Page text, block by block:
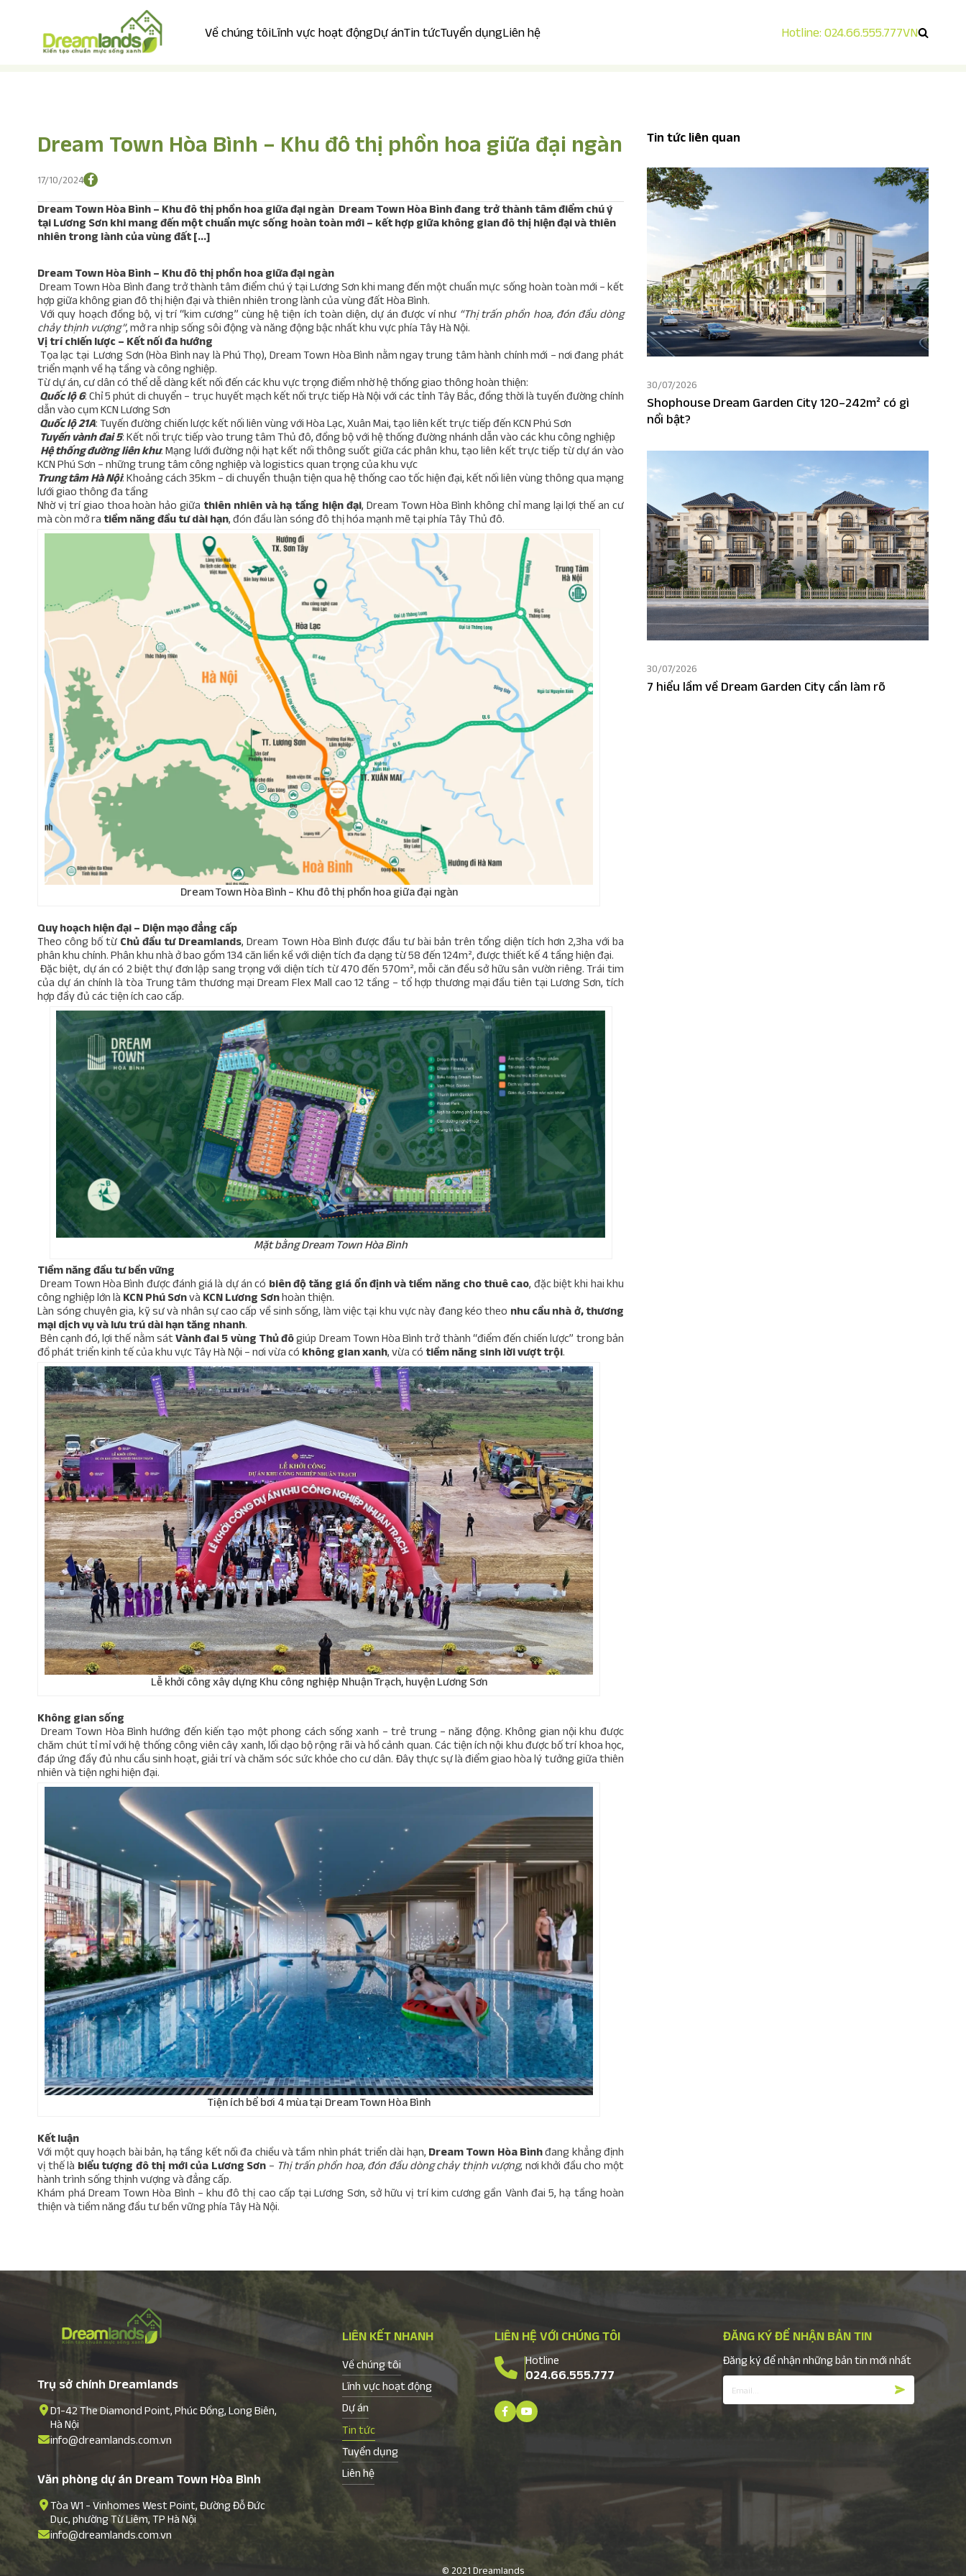
Về chúng tôiLĩnh vực hoạt độngDự ánTin tứcTuyển dụngLiên hệ Hotline: 024.66.555.777VN
Trang chủ Tin tức
Dream Town Hòa Bình – Khu đô thị phồn hoa giữa đại ngàn
17/10/2024
Dream Town Hòa Bình – Khu đô thị phồn hoa giữa đại ngàn Dream Town Hòa Bình đang trở thành tâm điểm chú ý
tại Lương Sơn khi mang đến một chuẩn mực sống hoàn toàn mới – kết hợp giữa không gian đô thị hiện đại và thiên
nhiên trong lành của vùng đất […]
Dream Town Hòa Bình – Khu đô thị phồn hoa giữa đại ngàn
Dream Town Hòa Bình đang trở thành tâm điểm chú ý tại Lương Sơn khi mang đến một chuẩn mực sống hoàn toàn mới – kết
hợp giữa không gian đô thị hiện đại và thiên nhiên trong lành của vùng đất Hòa Bình.
Với quy hoạch đồng bộ, vị trí “kim cương” cùng hệ tiện ích toàn diện, dự án được ví như “Thị trấn phồn hoa, đón đầu dòng
chảy thịnh vượng”, mở ra nhịp sống sôi động và năng động bậc nhất khu vực phía Tây Hà Nội.
Vị trí chiến lược – Kết nối đa hướng
Tọa lạc tại Lương Sơn (Hòa Bình nay là Phú Thọ), Dream Town Hòa Bình nằm ngay trung tâm hành chính mới – nơi đang phát
triển mạnh về hạ tầng và công nghiệp.
Từ dự án, cư dân có thể dễ dàng kết nối đến các khu vực trọng điểm nhờ hệ thống giao thông hoàn thiện:
Quốc lộ 6: Chỉ 5 phút di chuyển – trục huyết mạch kết nối trực tiếp Hà Nội với các tỉnh Tây Bắc, đồng thời là tuyến đường chính
dẫn vào cụm KCN Lương Sơn
Quốc lộ 21A: Tuyến đường chiến lược kết nối liên vùng với Hòa Lạc, Xuân Mai, tạo liên kết trực tiếp đến KCN Phú Sơn
Tuyến vành đai 5: Kết nối trực tiếp vào trung tâm Thủ đô, đồng bộ với hệ thống đường nhánh dẫn vào các khu công nghiệp
Hệ thống đường liên khu: Mạng lưới đường nội hạt kết nối thông suốt giữa các phân khu, tạo liên kết trực tiếp từ dự án vào
KCN Phú Sơn – những trung tâm công nghiệp và logistics quan trọng của khu vực
Trung tâm Hà Nội: Khoảng cách 35km – di chuyển thuận tiện qua hệ thống cao tốc hiện đại, kết nối liên vùng thông qua mạng
lưới giao thông đa tầng
Nhờ vị trí giao thoa hoàn hảo giữa thiên nhiên và hạ tầng hiện đại, Dream Town Hòa Bình không chỉ mang lại lợi thế an cư
mà còn mở ra tiềm năng đầu tư dài hạn, đón đầu làn sóng đô thị hóa mạnh mẽ tại phía Tây Thủ đô.
Dream Town Hòa Bình – Khu đô thị phồn hoa giữa đại ngàn
Quy hoạch hiện đại – Diện mạo đẳng cấp
Theo công bố từ Chủ đầu tư Dreamlands, Dream Town Hòa Bình được đầu tư bài bản trên tổng diện tích hơn 2,3ha với ba
phân khu chính. Phân khu nhà ở bao gồm 134 căn liền kề với diện tích đa dạng từ 58 đến 124m², được thiết kế 4 tầng hiện đại.
Đặc biệt, dự án có 2 biệt thự đơn lập sang trọng với diện tích từ 470 đến 570m², mỗi căn đều sở hữu sân vườn riêng. Trái tim
của dự án chính là tòa Trung tâm thương mại Dream Flex Mall cao 12 tầng – tổ hợp thương mại đầu tiên tại Lương Sơn, tích
hợp đầy đủ các tiện ích cao cấp.
Mặt bằng Dream Town Hòa Bình
Tiềm năng đầu tư bền vững
Dream Town Hòa Bình được đánh giá là dự án có biên độ tăng giá ổn định và tiềm năng cho thuê cao, đặc biệt khi hai khu
công nghiệp lớn là KCN Phú Sơnvà KCN Lương Sơnhoàn thiện.
Làn sóng chuyên gia, kỹ sư và nhân sự cao cấp về sinh sống, làm việc tại khu vực này đang kéo theo nhu cầu nhà ở, thương
mại dịch vụ và lưu trú dài hạn tăng nhanh.
Bên cạnh đó, lợi thế nằm sátVành đai 5 vùng Thủ đôgiúp Dream Town Hòa Bình trở thành “điểm đến chiến lược” trong bản
đồ phát triển kinh tế của khu vực Tây Hà Nội – nơi vừa có không gian xanh, vừa có tiềm năng sinh lời vượt trội.
Lễ khởi công xây dựng Khu công nghiệp Nhuận Trạch, huyện Lương Sơn
Không gian sống
Dream Town Hòa Bình hướng đến kiến tạo một phong cách sống xanh – trẻ trung – năng động. Không gian nội khu được
chăm chút tỉ mỉ với hệ thống công viên cây xanh, lối dạo bộ rộng rãi và hồ cảnh quan. Các tiện ích nội khu được bố trí khoa học,
đáp ứng đầy đủ nhu cầu sinh hoạt, giải trí và chăm sóc sức khỏe cho cư dân. Đây thực sự là điểm giao hòa lý tưởng giữa thiên
nhiên và tiện nghi hiện đại.
Tiện ích bể bơi 4 mùa tại Dream Town Hòa Bình
Kết luận
Với một quy hoạch bài bản, hạ tầng kết nối đa chiều và tầm nhìn phát triển dài hạn, Dream Town Hòa Bìnhđang khẳng định
vị thế là biểu tượng đô thị mới của Lương Sơn – Thị trấn phồn hoa, đón đầu dòng chảy thịnh vượng, nơi khởi đầu cho một
hành trình sống thịnh vượng và đẳng cấp.
Khám phá Dream Town Hòa Bình – khu đô thị cao cấp tại Lương Sơn, sở hữu vị trí kim cương gần Vành đai 5, hạ tầng hoàn
thiện và tiềm năng đầu tư bền vững phía Tây Hà Nội.
Tin tức liên quan
30/07/2026
Shophouse Dream Garden City 120–242m² có gì
nổi bật?
30/07/2026
7 hiểu lầm về Dream Garden City cần làm rõ
Trụ sở chính Dreamlands
D1-42 The Diamond Point, Phúc Đồng, Long Biên,
Hà Nội
info@dreamlands.com.vn
Văn phòng dự án Dream Town Hòa Bình
Tòa W1 - Vinhomes West Point, Đường Đỗ Đức
Dục, phường Từ Liêm, TP Hà Nội
info@dreamlands.com.vn
LIÊN KẾT NHANH
Về chúng tôi
Lĩnh vực hoạt động
Dự án
Tin tức
Tuyển dụng
Liên hệ
LIÊN HỆ VỚI CHÚNG TÔI
Hotline
024.66.555.777
ĐĂNG KÝ ĐỂ NHẬN BẢN TIN
Đăng ký để nhận những bản tin mới nhất
© 2021 Dreamlands